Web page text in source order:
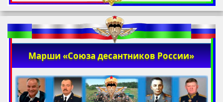
Марши «Союза десантников России»